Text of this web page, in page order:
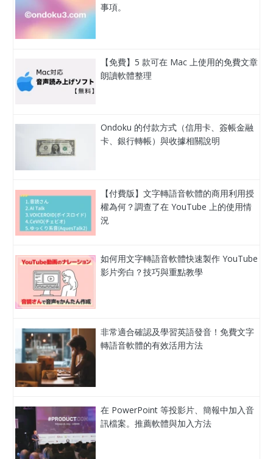
事項。
【免費】5 款可在 Mac 上使用的免費文章
朗讀軟體整理
Ondoku 的付款方式（信用卡、簽帳金融
卡、銀行轉帳）與收據相關說明
【付費版】文字轉語音軟體的商用利用授
權為何？調查了在 YouTube 上的使用情
況
如何用文字轉語音軟體快速製作 YouTube
影片旁白？技巧與重點教學
非常適合確認及學習英語發音！免費文字
轉語音軟體的有效活用方法
在 PowerPoint 等投影片、簡報中加入音
訊檔案。推薦軟體與加入方法